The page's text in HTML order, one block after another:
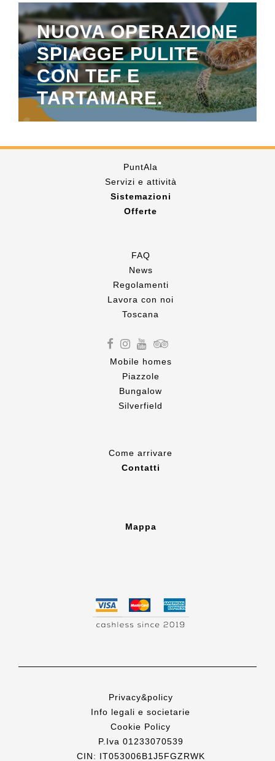
NUOVA OPERAZIONE
SPIAGGE PULITE
CON TEF E
TARTAMARE.
PuntAla
Servizi e attività
Sistemazioni
Offerte
FAQ
News
Regolamenti
Lavora con noi
Toscana
Mobile homes
Piazzole
Bungalow
Silverfield
Come arrivare
Contatti
Mappa
Privacy&policy
Info legali e societarie
Cookie Policy
P.Iva 01233070539
CIN: IT053006B1J5FGZRWK